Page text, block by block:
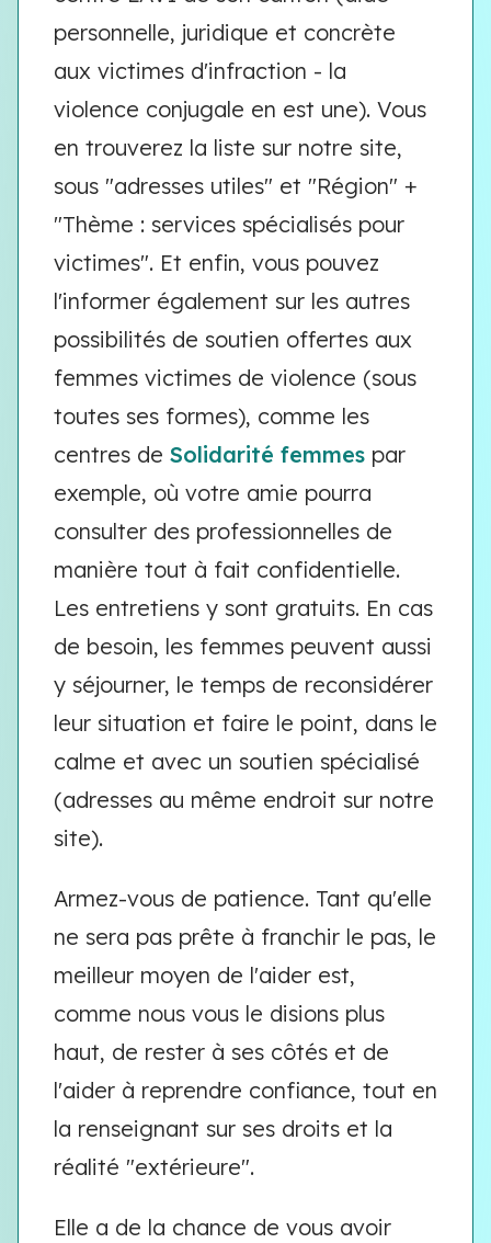
personnelle, juridique et concrète
aux victimes d'infraction - la
violence conjugale en est une). Vous
en trouverez la liste sur notre site,
sous "adresses utiles" et "Région" +
"Thème : services spécialisés pour
victimes". Et enfin, vous pouvez
l'informer également sur les autres
possibilités de soutien offertes aux
femmes victimes de violence (sous
toutes ses formes), comme les
centres de Solidarité femmes par
exemple, où votre amie pourra
consulter des professionnelles de
manière tout à fait confidentielle.
Les entretiens y sont gratuits. En cas
de besoin, les femmes peuvent aussi
y séjourner, le temps de reconsidérer
leur situation et faire le point, dans le
calme et avec un soutien spécialisé
(adresses au même endroit sur notre
site).
Armez-vous de patience. Tant qu'elle
ne sera pas prête à franchir le pas, le
meilleur moyen de l'aider est,
comme nous vous le disions plus
haut, de rester à ses côtés et de
l'aider à reprendre confiance, tout en
la renseignant sur ses droits et la
réalité "extérieure".
Elle a de la chance de vous avoir